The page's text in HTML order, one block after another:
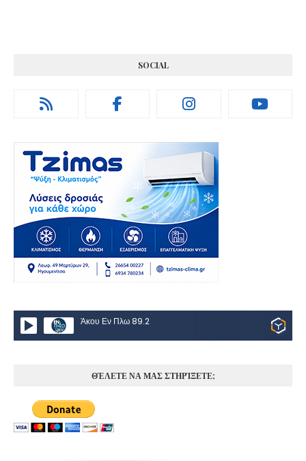
SOCIAL
Άκου Εν Πλω 89.2
ΘΈΛΕΤΕ ΝΑ ΜΑΣ ΣΤΗΡΊΞΕΤΕ;